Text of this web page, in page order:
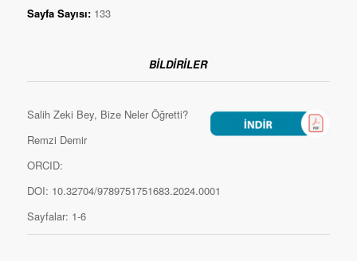
Sayfa Sayısı:133
BİLDİRİLER
Salih Zeki Bey, Bize Neler Öğretti?
Remzi Demir
ORCID:
DOI: 10.32704/9789751751683.2024.0001
Sayfalar: 1-6